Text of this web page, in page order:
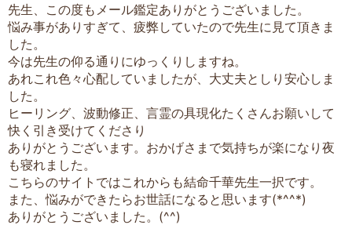
先生、この度もメール鑑定ありがとうございました。
悩み事がありすぎて、疲弊していたので先生に見て頂きま
した。
今は先生の仰る通りにゆっくりしますね。
あれこれ色々心配していましたが、大丈夫としり安心しま
した。
ヒーリング、波動修正、言霊の具現化たくさんお願いして
快く引き受けてくださり
ありがとうございます。おかげさまで気持ちが楽になり夜
も寝れました。
こちらのサイトではこれからも結命千華先生一択です。
また、悩みができたらお世話になると思います(*^^*)
ありがとうございました。(^^)